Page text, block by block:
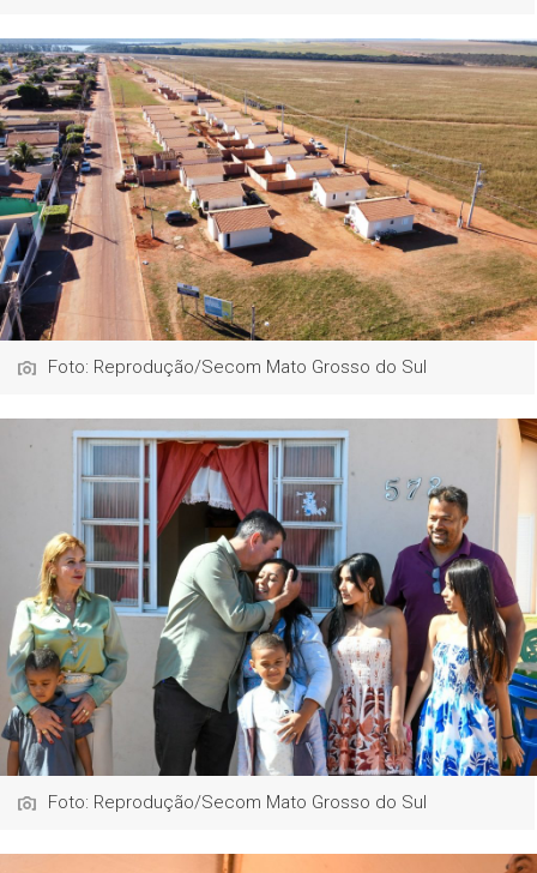
Foto: Reprodução/Secom Mato Grosso do Sul
Foto: Reprodução/Secom Mato Grosso do Sul